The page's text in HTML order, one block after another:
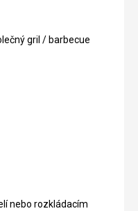
gril / barbecue
nebo rozkládacím